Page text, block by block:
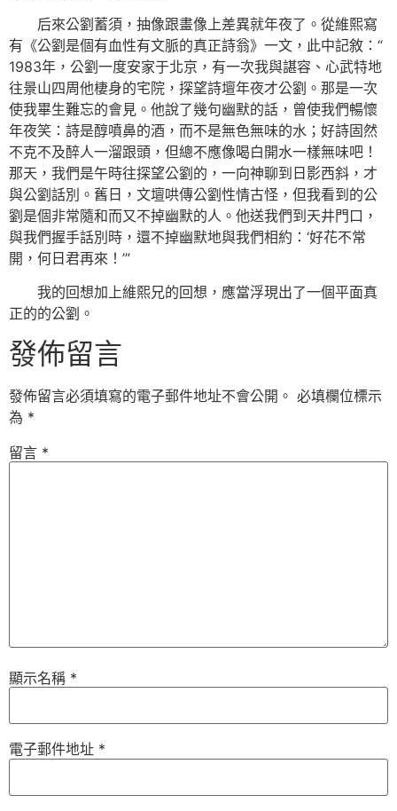
后來公劉蓄須，抽像跟畫像上差異就年夜了。從維熙寫
有《公劉是個有血性有文脈的真正詩翁》一文，此中記敘：“
1983年，公劉一度安家于北京，有一次我與諶容、心武特地
往景山四周他棲身的宅院，探望詩壇年夜才公劉。那是一次
使我畢生難忘的會見。他說了幾句幽默的話，曾使我們暢懷
年夜笑：詩是醇噴鼻的酒，而不是無色無味的水；好詩固然
不克不及醉人一溜跟頭，但總不應像喝白開水一樣無味吧！
那天，我們是午時往探望公劉的，一向神聊到日影西斜，才
與公劉話別。舊日，文壇哄傳公劉性情古怪，但我看到的公
劉是個非常隨和而又不掉幽默的人。他送我們到天井門口，
與我們握手話別時，還不掉幽默地與我們相約：‘好花不常
開，何日君再來！’”
我的回想加上維熙兄的回想，應當浮現出了一個平面真
正的的公劉。
發佈留言
發佈留言必須填寫的電子郵件地址不會公開。 必填欄位標示
為 *
留言 *
顯示名稱 *
電子郵件地址 *